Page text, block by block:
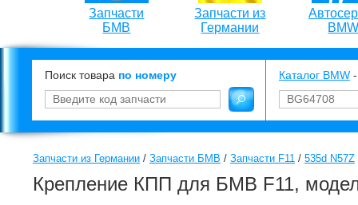
Запчасти
БМВ
Запчасти из
Германии
Поиск товара по номеру Каталог BMW
Запчасти из Германии / Запчасти БМВ / Запчасти F11 / 535d N57Z
Крепление КПП для БМВ F11,